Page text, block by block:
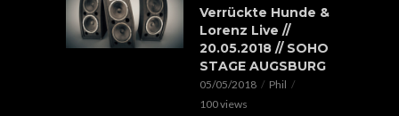
Verrückte Hunde &
Lorenz Live //
20.05.2018 // SOHO
STAGE AUGSBURG
05/05/2018
Phil
100 views